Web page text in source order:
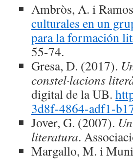
Ambròs, A. i
culturales en un
para la formación
55-74.
Gresa, D. (2017).
constel·lacions
digital de la UB.
3d8f-4864-adf1-
Jover, G. (2007).
literatura.
Margallo, M. i